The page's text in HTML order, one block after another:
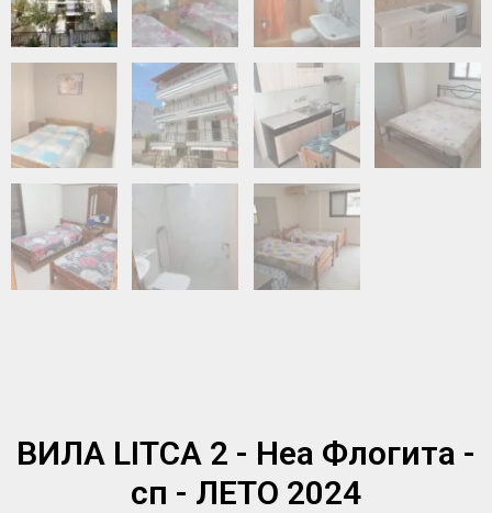
ВИЛА LITCA 2 - Неа Флогита -
сп - ЛЕТО 2024